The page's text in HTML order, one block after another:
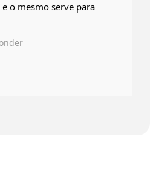
o mesmo serve para